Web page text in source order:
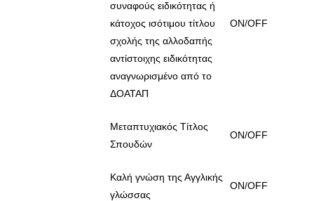
συναφούς ειδικότητας ή
κάτοχος ισότιμου τίτλου
σχολής της αλλοδαπής
αντίστοιχης ειδικότητας
αναγνωρισμένο από το
ΔΟΑΤΑΠ
ON/OFF
Μεταπτυχιακός Τίτλος
Σπουδών
ON/OFF
Καλή γνώση της Αγγλικής
γλώσσας
ON/OFF